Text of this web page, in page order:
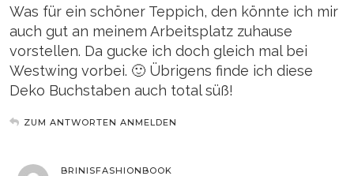
Was für ein schöner Teppich, den könnte ich mir
auch gut an meinem Arbeitsplatz zuhause
vorstellen. Da gucke ich doch gleich mal bei
Westwing vorbei. 🙂 Übrigens finde ich diese
Deko Buchstaben auch total süß!
ZUM ANTWORTEN ANMELDEN
BRINISFASHIONBOOK